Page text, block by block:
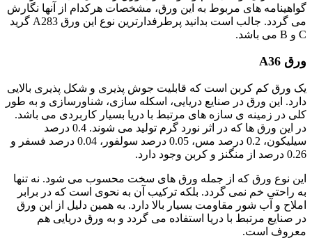
گواهینامه های مربوط به این ورق، مشخصات هرکدام از آنها نگارش
می گردد. جالب است بدانید پرطرفدارترین نوع این ورق A283 گرید
C و B می باشد.
ورق A36
یک ورق کم کربن است که قابلیت جوش پذیری و شکل پذیری بالایی
دارد. این ورق در صنایع دریایی، اسکله سازی، شناورسازی و به طور
کلی در زمینه ی سازه های مرتبط با دریا بسیار کاربردی می باشد.
در این ورق ها که در اثر نورد گرم تولید می شوند. 0.4 درصد
سیلیکون، 0.2 درصد مس، 0.05 درصد سولفور، 0.04 درصد فسفر و
0.26 درصد از منگنز و کربن وجود دارد.
این نوع ورق که از جمله ورق های سخت محسوب می شود. نه تنها
به راحتی خم نمی گردد. بلکه ترکیب آن به نحوی است که در برابر
املاح و آب شور مقاومت بسیار بالا دارد. به همین دلیل از این ورق
در صنایع مرتبط با دریا استفاده می گردد و به ورق دریایی هم
معروف است.